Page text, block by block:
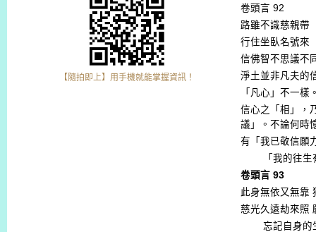
卷頭言 92
路雖不識慈親帶
行住坐臥名號來
信佛智不思議不
淨土並非凡夫的
「凡心」不一樣
信心之「相」，
議」。不論何時
有「我已敬信願
「我的往
卷頭言 93
此身無依又無靠
慈光久遠劫來照
忘記自身的
【隨拍即上】用手機就能掌握資訊！